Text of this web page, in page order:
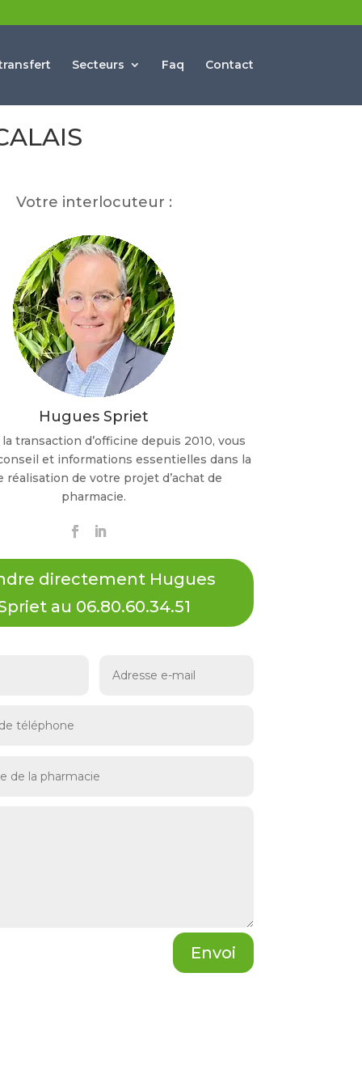
Secteurs Faq Contact
Votre interlocuteur :
Hugues Spriet
transaction d’officine depuis 2010, vous
et informations essentielles dans la
réalisation de votre projet d’achat de
pharmacie.
directement Hugues
au 06.80.60.34.51
Envoi